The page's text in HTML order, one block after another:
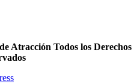
Atracción Todos los Derechos